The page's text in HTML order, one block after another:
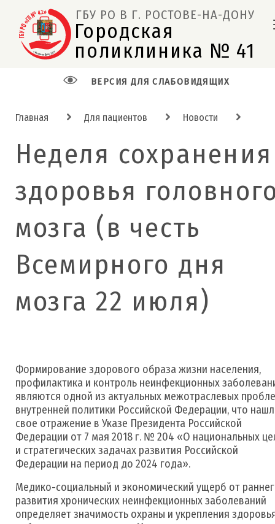
ГБУ РО В Г. РОСТОВЕ-НА-ДОНУ
Городская
поликлиника № 41
ВЕРСИЯ ДЛЯ СЛАБОВИДЯЩИХ
Главная Для пациентов Новости
Неделя сохранения
здоровья
мозга (в честь
Всемирного дня
мозга 22 июля)
Формирование здорового образа жизни населения,
профилактика и контроль неинфекционных
являются одной из актуальных межотраслевых
внутренней политики Российской Федерации, что
свое отражение в Указе Президента Российской
Федерации от 7 мая 2018 г. № 204 «О национальных
и стратегических задачах развития Российской
Федерации на период до 2024 года».
Медико-социальный и экономический ущерб от
развития хронических неинфекционных заболеваний
определяет значимость охраны и укрепления